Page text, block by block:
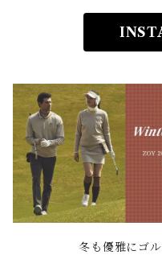
冬も優雅にゴ